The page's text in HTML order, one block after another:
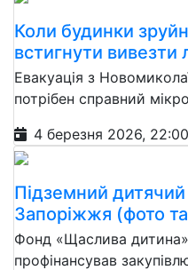
Коли будинки
встигнути вивезти
Евакуація з
потрібен справний
4 березня 2026, 22:00
Підземний
Запоріжжя (фото та
Фонд «Щаслива
профінансував